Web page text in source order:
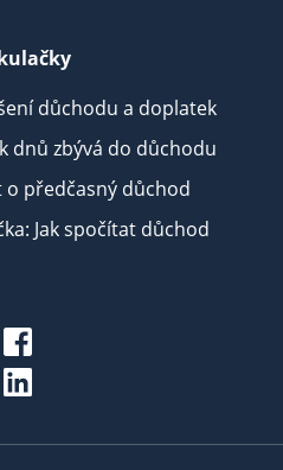
důchodu a doplatek
dnů zbývá do důchodu
o předčasný důchod
Jak spočítat důchod